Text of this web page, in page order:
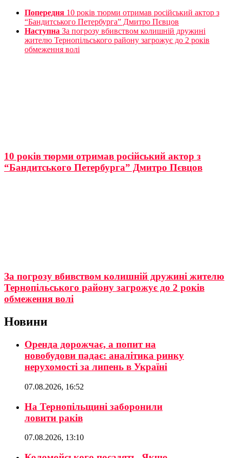
Попередня 10 років тюрми отримав російський актор з
“Бандитського Петербурга” Дмитро Пєвцов
Наступна За погрозу вбивством колишній дружині
жителю Тернопільського району загрожує до 2 років
обмеження волі
10 років тюрми отримав російський актор з
“Бандитського Петербурга” Дмитро Пєвцов
За погрозу вбивством колишній дружині жителю
Тернопільського району загрожує до 2 років
обмеження волі
Новини
Оренда дорожчає, а попит на
новобудови падає: аналітика ринку
нерухомості за липень в Україні
07.08.2026, 16:52
На Тернопільщині заборонили
ловити раків
07.08.2026, 13:10